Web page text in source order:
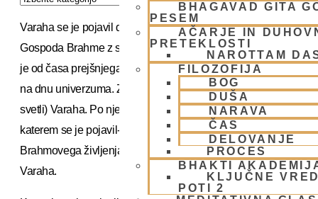
BHAGAVAD GITA
PESEM
AČARJE IN
PRETEKLOSTI
NAROTTAM
FILOZOFIJA
BOG
DUŠA
NARAVA
ČAS
DELOVANJE
PROCES
BHAKTI
KLJUČNE
POTI 2
Varaha se je pojavil dvakrat. Prvič se je pojavil iz nosnice
Gospoda Brahme z svetlo poltjo ter vzdignil Zemljo, ki se
je od časa prejšnjega uničenja, nahajala v globini oceana
na dnu univerzuma. Zato je imenovan Šveta (
svetli) Varaha. Po njem pa se imenuje tudi obdobje v
katerem se je pojavil- Šveta Varaha-kalpa, ali dan
Brahmovega življenja, v katerem se je pojavil Svetli
Varaha.